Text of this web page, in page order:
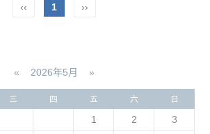
‹‹ 1 ››
« 2026年5月 »
三 四 五 六 日
1 2
3